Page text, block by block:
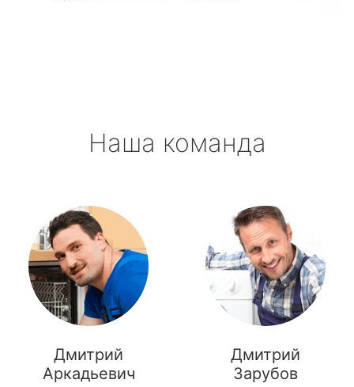
Наша команда
Дмитрий
Аркадьевич
Дмитрий
Зарубов